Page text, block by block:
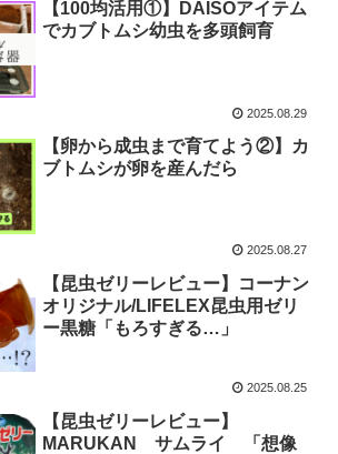
【100均活用①】DAISOアイテム
でカブトムシ幼虫を多頭飼育
2025.08.29
【卵から成虫まで育てよう②】カ
ブトムシが卵を産んだら
2025.08.27
【昆虫ゼリーレビュー】コーナン
オリジナル/LIFELEX昆虫用ゼリ
ー黒糖「もろすぎる…」
2025.08.25
【昆虫ゼリーレビュー】
MARUKAN サムライ 「想像